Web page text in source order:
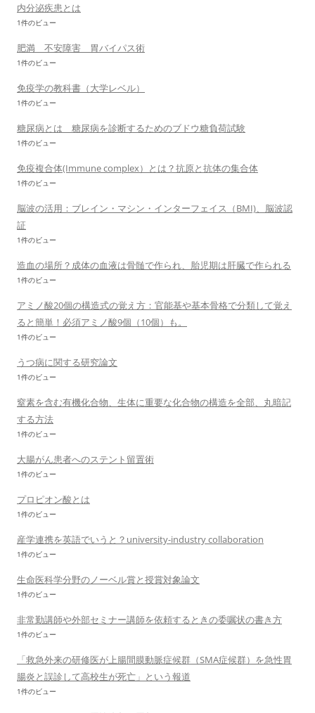
内分泌疾患とは
1件のビュー
肥満 不安障害 胃バイパス術
1件のビュー
免疫学の教科書（大学レベル）
1件のビュー
糖尿病とは 糖尿病を診断するためのブドウ糖負荷試験
1件のビュー
免疫複合体(Immune complex）とは？抗原と抗体の集合体
1件のビュー
脳波の活用：ブレイン・マシン・インターフェイス（BMI)、脳波認
証
1件のビュー
造血の場所？成体の血液は骨髄で作られ、胎児期は肝臓で作られる
1件のビュー
アミノ酸20個の構造式の覚え方：官能基や基本骨格で分類して覚え
ると簡単！必須アミノ酸9個（10個）も。
1件のビュー
うつ病に関する研究論文
1件のビュー
窒素を含む有機化合物、生体に重要な化合物の構造を全部、丸暗記
する方法
1件のビュー
大腸がん患者へのステント留置術
1件のビュー
プロピオン酸とは
1件のビュー
産学連携を英語でいうと？university-industry collaboration
1件のビュー
生命医科学分野のノーベル賞と授賞対象論文
1件のビュー
非常勤講師や外部セミナー講師を依頼するときの委嘱状の書き方
1件のビュー
「救急外来の研修医が上腸間膜動脈症候群（SMA症候群）を急性胃
腸炎と誤診して高校生が死亡」という報道
1件のビュー